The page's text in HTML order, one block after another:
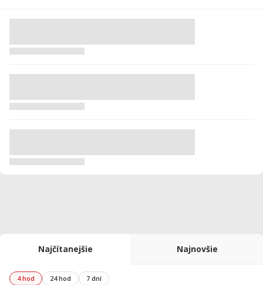
Najčítanejšie Najnovšie
4 hod 24 hod 7 dní